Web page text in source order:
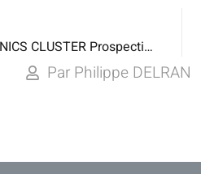
BIO N’DAYS 2014 ORGANICS CLUSTER Prospective 2025 : l’avenir de la bio en 4 scénarios clès
Par Philippe DELRAN